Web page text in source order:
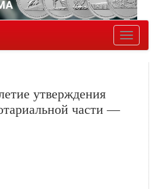
Toggle
утверждения
части —